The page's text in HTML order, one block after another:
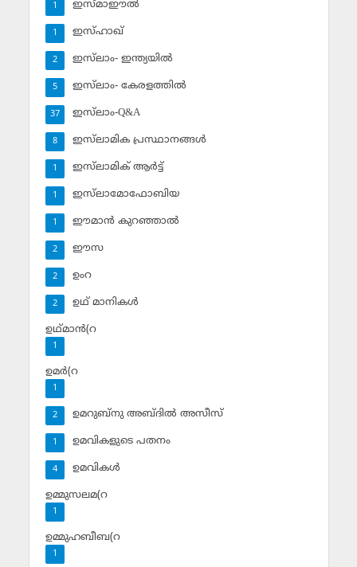
ഇസ്മാഈല്‍
1
ഇസ്ഹാഖ്‌
1
ഇസ്‌ലാം- ഇന്ത്യയില്‍
2
ഇസ്‌ലാം- കേരളത്തില്‍
5
ഇസ്‌ലാം-Q&A
37
ഇസ്‌ലാമിക പ്രസ്ഥാനങ്ങള്‍
8
ഇസ്‌ലാമിക് ആര്‍ട്ട്
1
ഇസ്‌ലാമോഫോബിയ
1
ഈമാന്‍ കുറഞ്ഞാല്‍
1
ഈസ
2
ഉംറ
2
ഉഥ് മാനികള്‍
2
ഉഥ്മാന്‍(റ
1
ഉമര്‍(റ
1
ഉമറുബ്‌നു അബ്ദില്‍ അസീസ്‌
2
ഉമവികളുടെ പതനം
1
ഉമവികള്‍
4
ഉമ്മുസലമ(റ
1
ഉമ്മുഹബീബ(റ
1